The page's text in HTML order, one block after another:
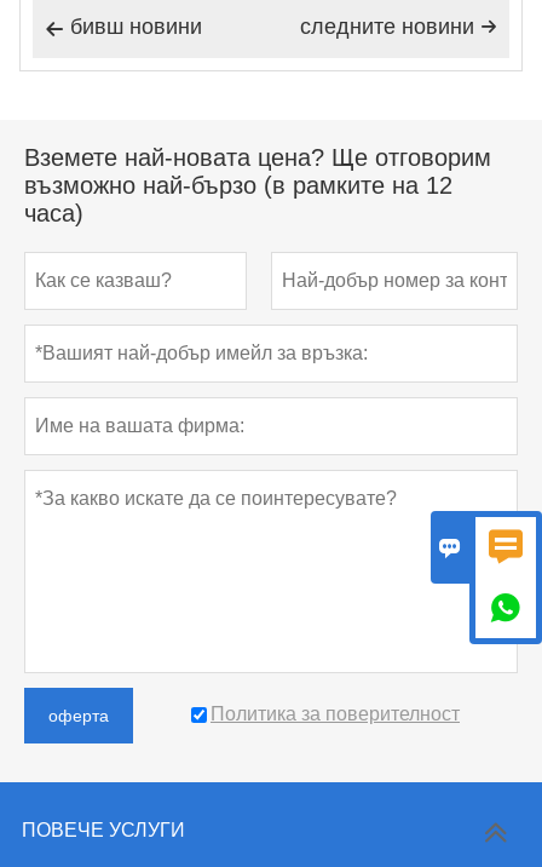
 бивш новини 
следните новини
Вземете най-новата цена? Ще отговорим
възможно най-бързо (в рамките на 12
часа)
оферта Политика за поверителност
ПОВЕЧЕ УСЛУГИ
 
